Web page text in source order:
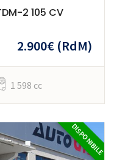
2 105 CV
2.900€ (RdM)
1 598 cc
DISPONIBILE